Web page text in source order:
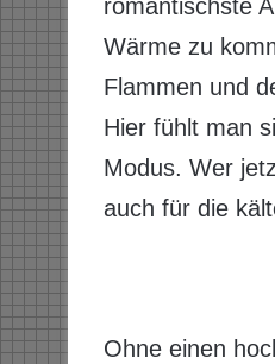
romantischste
Wärme zu
Flammen und
Hier fühlt man
Modus. Wer
auch für die
Ohne einen